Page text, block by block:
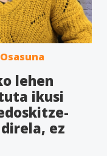
Osasuna
lehen
ikusi
ez